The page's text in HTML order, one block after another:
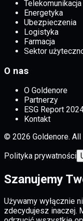
Telekomunikacja
Energetyka
Ubezpieczenia
Logistyka
Farmacja
Sektor
O nas
O Goldenore
Partnerzy
ESG Report
Kontakt
© 2026 Goldenore.
Polityka prywatności
Szanujemy
Używamy wyłącznie
zdecydujesz inaczej.